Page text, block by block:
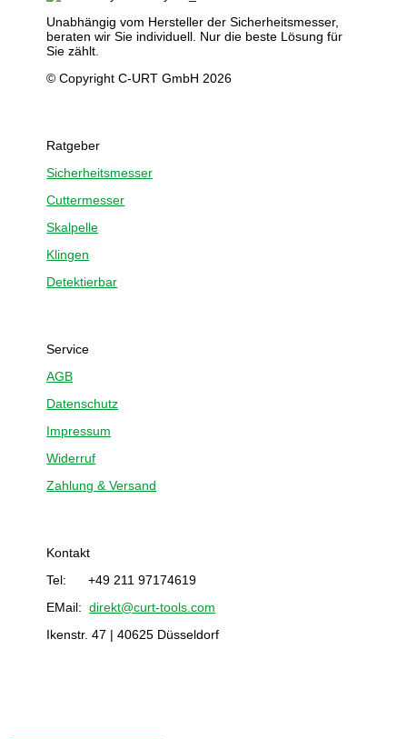
Unabhängig vom Hersteller der Sicherheitsmesser,
beraten wir Sie individuell. Nur die beste Lösung für
Sie zählt.
© Copyright C-URT GmbH 2026
Ratgeber
Sicherheitsmesser
Cuttermesser
Skalpelle
Klingen
Detektierbar
Service
AGB
Datenschutz
Impressum
Widerruf
Zahlung & Versand
Kontakt
Tel: +49 211 97174619
EMail:direkt@curt-tools.com
Ikenstr. 47 | 40625 Düsseldorf